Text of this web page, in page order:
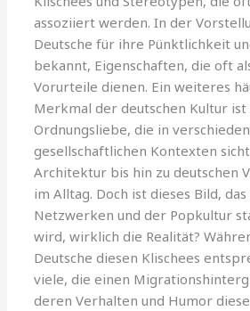
assoziiert werden. In der
Deutsche für ihre Pünktlichkeit
bekannt, Eigenschaften, die oft
Vorurteile dienen. Ein weiteres
Merkmal der deutschen Kultur ist
Ordnungsliebe, die in
gesellschaftlichen Kontexten
Architektur bis hin zu deutschen
im Alltag. Doch ist dieses Bild,
Netzwerken und der Popkultur
wird, wirklich die Realität?
Deutsche diesen Klischees
viele, die einen
deren Verhalten und Humor